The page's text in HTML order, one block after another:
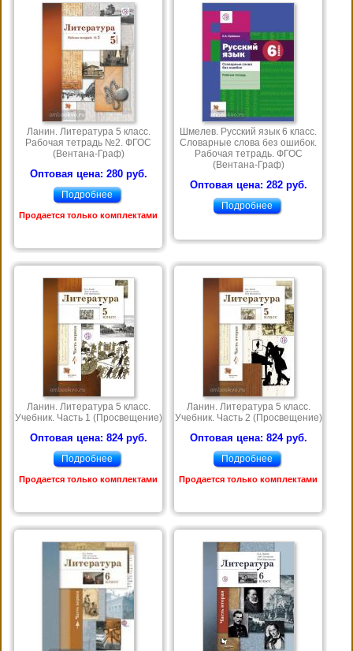
Ланин. Литература 5 класс.
Рабочая тетрадь №2. ФГОС
(Вентана-Граф)
Оптовая цена: 280 руб.
Подробнее
Продается только комплектами
Шмелев. Русский язык 6 класс.
Словарные слова без ошибок.
Рабочая тетрадь. ФГОС
(Вентана-Граф)
Оптовая цена: 282 руб.
Подробнее
Ланин. Литература 5 класс.
Учебник. Часть 1 (Просвещение)
Оптовая цена: 824 руб.
Подробнее
Продается только комплектами
Ланин. Литература 5 класс.
Учебник. Часть 2 (Просвещение)
Оптовая цена: 824 руб.
Подробнее
Продается только комплектами